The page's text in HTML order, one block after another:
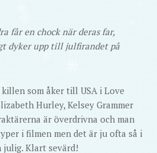
får en chock när deras far,
dyker upp till julfirandet på
som åker till USA i Love
Hurley, Kelsey Grammer
är överdrivna och man
i filmen men det är ju ofta så i
julig. Klart sevärd!